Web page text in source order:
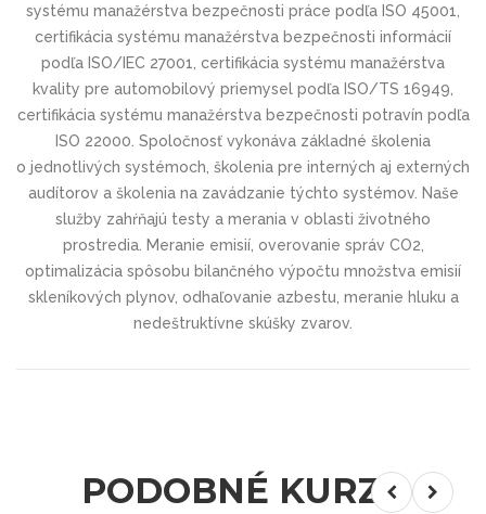
systému manažérstva bezpečnosti práce podľa ISO 45001,
certifikácia systému manažérstva bezpečnosti informácií
podľa ISO/IEC 27001, certifikácia systému manažérstva
kvality pre automobilový priemysel podľa ISO/TS 16949,
certifikácia systému manažérstva bezpečnosti potravín podľa
ISO 22000. Spoločnosť vykonáva základné školenia
o jednotlivých systémoch, školenia pre interných aj externých
audítorov a školenia na zavádzanie týchto systémov. Naše
služby zahŕňajú testy a merania v oblasti životného
prostredia. Meranie emisií, overovanie správ CO2,
optimalizácia spôsobu bilančného výpočtu množstva emisií
skleníkových plynov, odhaľovanie azbestu, meranie hluku a
nedeštruktívne skúšky zvarov.
PODOBNÉ KURZY